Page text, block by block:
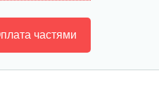
частями
Нева…